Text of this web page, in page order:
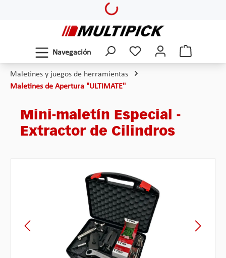
Loading...
Navegación
Maletines y juegos de herramientas
Maletines de Apertura "ULTIMATE"
Mini-maletín Especial -
Extractor de Cilindros
Omitir galería de imágenes